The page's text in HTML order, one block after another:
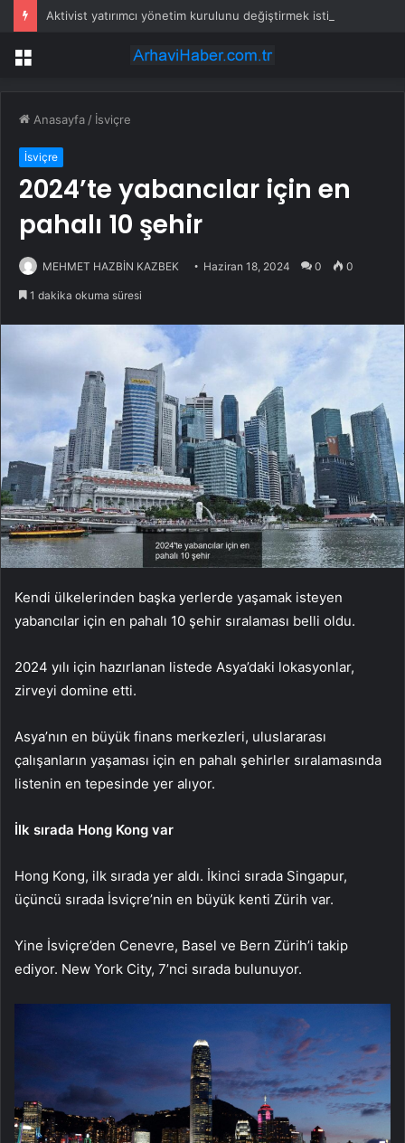
Aktivist yatırımcı yönetim kurulunu değiştirmek istiyor
Menü
Anasayfa / İsviçre
İsviçre
2024’te yabancılar için en
pahalı 10 şehir
MEHMET HAZBİN KAZBEK Haziran 18, 2024 0 0
1 dakika okuma süresi
Kendi ülkelerinden başka yerlerde yaşamak isteyen
yabancılar için en pahalı 10 şehir sıralaması belli oldu.
2024 yılı için hazırlanan listede Asya’daki lokasyonlar,
zirveyi domine etti.
Asya’nın en büyük finans merkezleri, uluslararası
çalışanların yaşaması için en pahalı şehirler sıralamasında
listenin en tepesinde yer alıyor.
İlk sırada Hong Kong var
Hong Kong, ilk sırada yer aldı. İkinci sırada Singapur,
üçüncü sırada İsviçre’nin en büyük kenti Zürih var.
Yine İsviçre’den Cenevre, Basel ve Bern Zürih’i takip
ediyor. New York City, 7’nci sırada bulunuyor.